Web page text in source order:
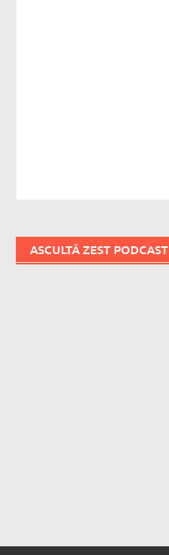
ASCULTĂ ZEST PODCAST